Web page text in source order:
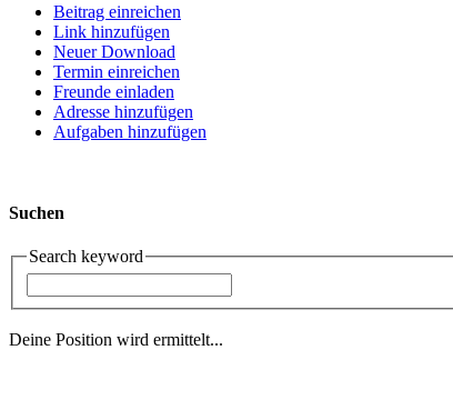
Beitrag einreichen
Link hinzufügen
Neuer Download
Termin einreichen
Freunde einladen
Adresse hinzufügen
Aufgaben hinzufügen
Suchen
Search keyword
Deine Position wird ermittelt...